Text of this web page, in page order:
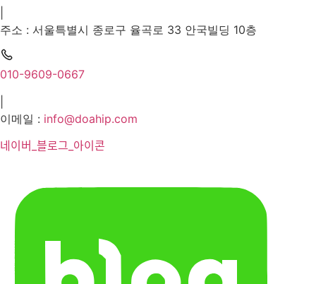
주소 : 서울특별시 종로구 율곡로 33 안국빌딩 10층
010-9609-0667
이메일 : info@doahip.com
네이버_블로그_아이콘